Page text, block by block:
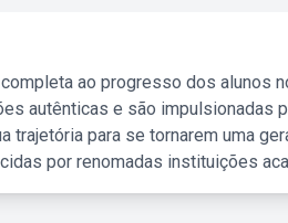
ao progresso dos alunos
autênticas e são impulsionadas
trajetória para se tornarem uma
por renomadas instituições